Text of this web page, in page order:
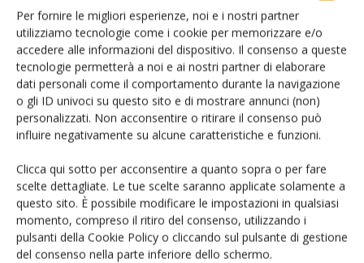
Per fornire le migliori esperienze, noi e i nostri partner
utilizziamo tecnologie come i cookie per memorizzare e/o
accedere alle informazioni del dispositivo. Il consenso a queste
tecnologie permetterà a noi e ai nostri partner di elaborare
dati personali come il comportamento durante la navigazione
o gli ID univoci su questo sito e di mostrare annunci (non)
personalizzati. Non acconsentire o ritirare il consenso può
influire negativamente su alcune caratteristiche e funzioni.
Clicca qui sotto per acconsentire a quanto sopra o per fare
scelte dettagliate. Le tue scelte saranno applicate solamente a
questo sito. È possibile modificare le impostazioni in qualsiasi
momento, compreso il ritiro del consenso, utilizzando i
pulsanti della Cookie Policy o cliccando sul pulsante di gestione
del consenso nella parte inferiore dello schermo.
crisi nera) anche da tutti i Paesi del Mediterraneo.
Di Duccio Caccioni - Terra e Vita-
PREZZI FRUTTA 1 Dicembre 2009
Prezzi dei prodotti
ortofrutticoli (dal 19 al 25
novembre)
Frumento tenero, segnali contrastanti; Duro in fase di attesa; Mais
“sostenuto” dalle borse Usa; Cereali foraggeri e oleaginose
Di Stefano Serra - Terra e Vita -